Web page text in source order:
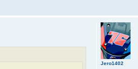
Jero1402